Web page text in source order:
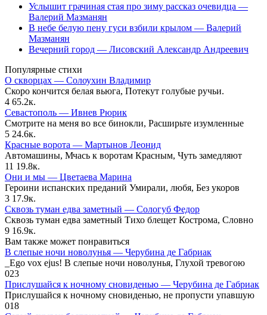
Услышит грачиная стая про зиму рассказ очевидца —
Валерий Мазманян
В небе белую пену гуси взбили крылом — Валерий
Мазманян
Вечерний город — Лисовский Александр Андреевич
Популярные стихи
О скворцах — Солоухин Владимир
Скоро кончится белая вьюга, Потекут голубые ручьи.
4 65.2к.
Севастополь — Ивнев Рюрик
Смотрите на меня во все бинокли, Расширьте изумленные
5 24.6к.
Красные ворота — Мартынов Леонид
Автомашины, Мчась к воротам Красным, Чуть замедляют
11 19.8к.
Они и мы — Цветаева Марина
Героини испанских преданий Умирали, любя, Без укоров
3 17.9к.
Сквозь туман едва заметный — Сологуб Федор
Сквозь туман едва заметный Тихо блещет Кострома, Словно
9 16.9к.
Вам также может понравиться
В слепые ночи новолунья — Черубина де Габриак
_Ego vox ejus! В слепые ночи новолунья, Глухой тревогою
023
Прислушайся к ночному сновиденью — Черубина де Габриак
Прислушайся к ночному сновиденью, не пропусти упавшую
018